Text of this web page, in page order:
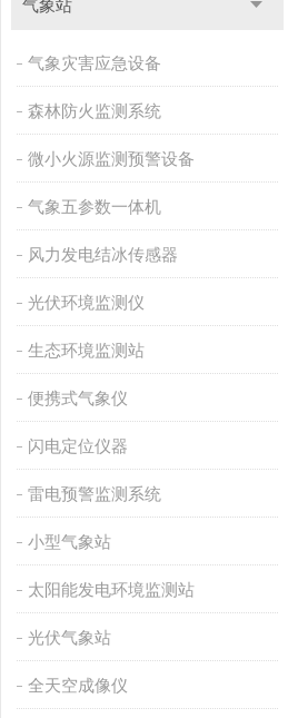
气象站
气象灾害应急设备
森林防火监测系统
微小火源监测预警设备
气象五参数一体机
风力发电结冰传感器
光伏环境监测仪
生态环境监测站
便携式气象仪
闪电定位仪器
雷电预警监测系统
小型气象站
太阳能发电环境监测站
光伏气象站
全天空成像仪